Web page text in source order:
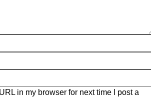
in my browser for next time I post a